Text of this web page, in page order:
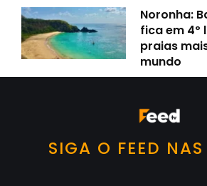
Noronha:
fica em 4º
praias
mundo
SIGA O FEED NAS